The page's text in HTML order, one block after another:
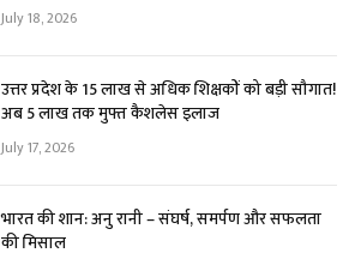
July 18, 2026
उत्तर प्रदेश के 15 लाख से अधिक शिक्षकों को बड़ी सौगात!
अब ₹5 लाख तक मुफ्त कैशलेस इलाज
July 17, 2026
भारत की शान: अनु रानी – संघर्ष, समर्पण और सफलता
की मिसाल